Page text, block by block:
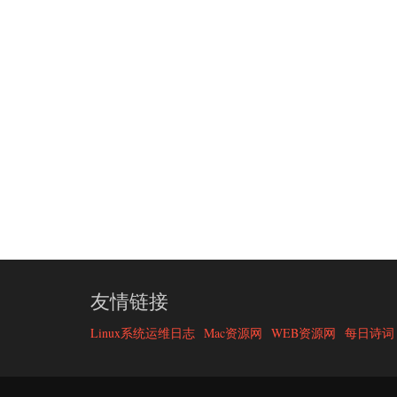
友情链接
Linux系统运维日志 Mac资源网 WEB资源网 每日诗词